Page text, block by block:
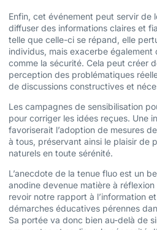
Enfin, cet événement peut servir de
diffuser des informations claires et
telle que celle-ci se répand, elle
individus, mais exacerbe
comme la sécurité. Cela peut créer
perception des problématiques
de discussions constructives et
Les campagnes de sensibilisation
pour corriger les idées reçues. Une
favoriserait l’adoption de mesures
à tous, préservant ainsi le plaisir de
naturels en toute sérénité.
L’anecdote de la tenue fluo est un
anodine devenue matière à
revoir notre rapport à l’information
démarches éducatives pérennes
Sa portée va donc bien au-delà de